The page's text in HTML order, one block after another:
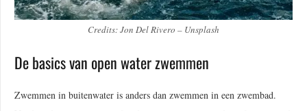
Credits: Jon Del Rivero – Unsplash
De basics van open water zwemmen
Zwemmen in buitenwater is anders dan zwemmen in een zwembad.